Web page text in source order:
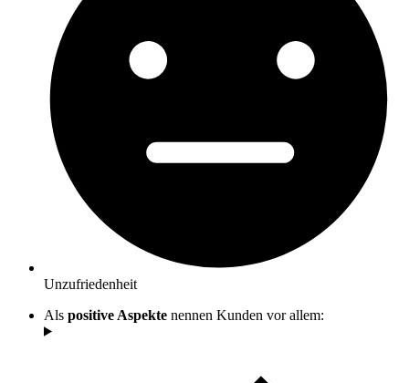
Unzufriedenheit
Als positive Aspekte nennen Kunden vor allem: